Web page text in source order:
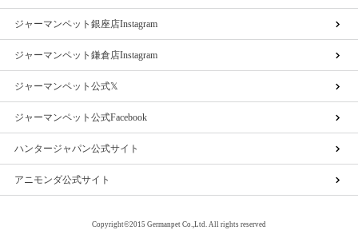
ジャーマンペット銀座店Instagram
ジャーマンペット鎌倉店Instagram
ジャーマンペット公式𝕏
ジャーマンペット公式Facebook
ハンタージャパン公式サイト
アニモンダ公式サイト
Copyright©2015 Germanpet Co.,Ltd. All rights reserved